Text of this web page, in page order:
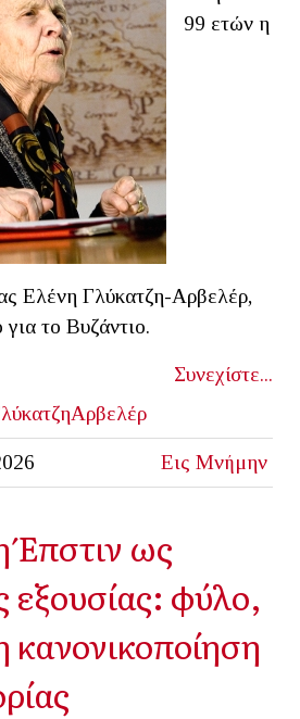
99 ετών η
Ελένη Γλύκατζη-Αρβελέρ,
το Βυζάντιο.
Συνεχίστε...
Εις Μνήμην
ως
εξουσίας: φύλο,
κανονικοποίηση